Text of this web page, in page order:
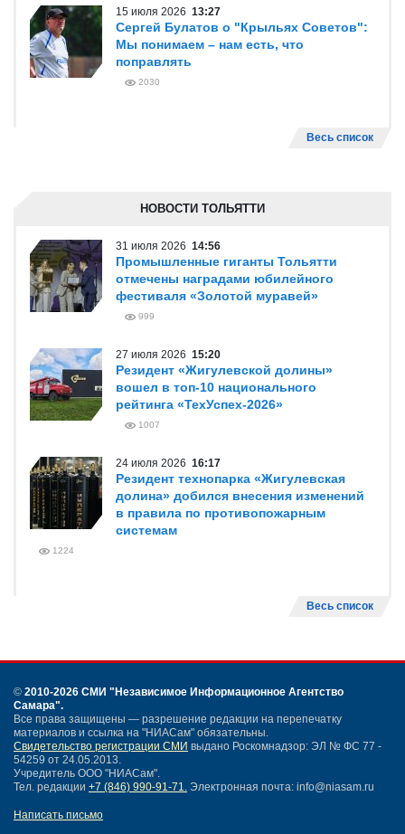
15 июля 2026 13:27
Сергей Булатов о "Крыльях Советов":
Мы понимаем – нам есть, что
поправлять
2030
Весь список
НОВОСТИ ТОЛЬЯТТИ
31 июля 2026 14:56
Промышленные гиганты Тольятти
отмечены наградами юбилейного
фестиваля «Золотой муравей»
999
27 июля 2026 15:20
Резидент «Жигулевской долины»
вошел в топ-10 национального
рейтинга «ТехУспех-2026»
1007
24 июля 2026 16:17
Резидент технопарка «Жигулевская
долина» добился внесения изменений
в правила по противопожарным
системам
1224
Весь список
© 2010-2026 СМИ "Независимое Информационное Агентство
Самара".
Все права защищены — разрешение редакции на перепечатку
материалов и ссылка на "НИАСам" обязательны.
Свидетельство регистрации СМИ выдано Роскомнадзор: ЭЛ № ФС 77 -
54259 от 24.05.2013.
Учредитель ООО "НИАСам".
Тел. редакции +7 (846) 990-91-71. Электронная почта: info@niasam.ru
Написать письмо